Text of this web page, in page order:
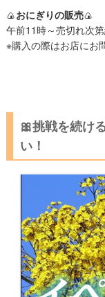
🍙おにぎりの販売🍙
午前11時～売切れ次
※購入の際はお店にお
🎀挑戦を続け
い！